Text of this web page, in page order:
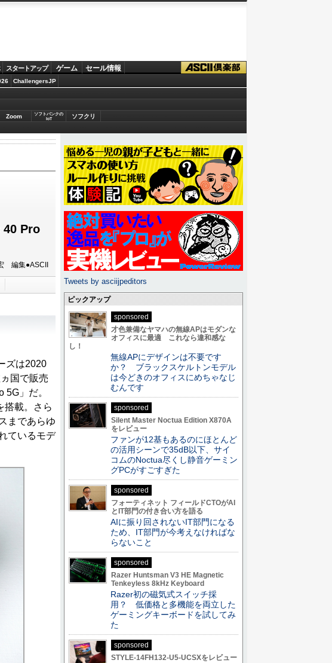
スタートアップ ゲーム セール情報
ChallengersJP
Zoom
ソフトバンクの
IoT
ソフクリ
40 Pro
編集●ASCII
ズは2020
国で販売
」だ。
搭載。さら
まであらゆ
ているモデ
Tweets by asciijpeditors
ピックアップ
sponsored
才色兼備なヤマハの無線APはモダンな
オフィスに最適 これなら違和感な
し！
無線APにデザインは不要です
か？ ブラックスケルトンモデル
は今どきのオフィスにめちゃなじ
むんです
sponsored
Silent Master Noctua Edition X870A
をレビュー
ファンが12基もあるのにほとんど
の活用シーンで35dB以下、サイ
コムのNoctua尽くし静音ゲーミン
グPCがすごすぎた
sponsored
フォーティネット フィールドCTOがAI
とIT部門の付き合い方を語る
AIに振り回されないIT部門になる
ため、IT部門が今考えなければな
らないこと
sponsored
Razer Huntsman V3 HE Magnetic
Tenkeyless 8kHz Keyboard
Razer初の磁気式スイッチ採
用？ 低価格と多機能を両立した
ゲーミングキーボードを試してみ
た
sponsored
STYLE-14FH132-U5-UCSXをレビュー